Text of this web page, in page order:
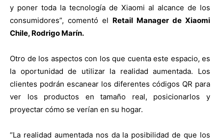
y poner toda la tecnología de Xiaomi al alcance de los
consumidores”, comentó el Retail Manager de Xiaomi
Chile, Rodrigo Marín.
Otro de los aspectos con los que cuenta este espacio, es
la oportunidad de utilizar la realidad aumentada. Los
clientes podrán escanear los diferentes códigos QR para
ver los productos en tamaño real, posicionarlos y
proyectar cómo se verían en su hogar.
“La realidad aumentada nos da la posibilidad de que los